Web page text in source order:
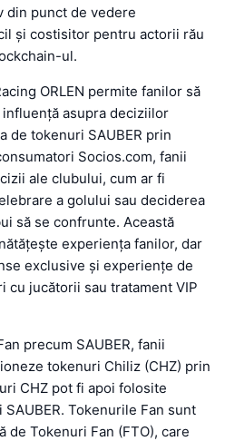
din punct de vedere
și costisitor pentru actorii rău
ul.
ORLEN permite fanilor să
asupra deciziilor
de tokenuri SAUBER prin
Socios.com, fanii
ale clubului, cum ar fi
a golului sau deciderea
să se confrunte. Această
experiența fanilor, dar
exclusive și experiențe de
cu jucătorii sau tratament VIP
precum SAUBER, fanii
tokenuri Chiliz (CHZ) prin
CHZ pot fi apoi folosite
Tokenurile Fan sunt
Tokenuri Fan (FTO), care